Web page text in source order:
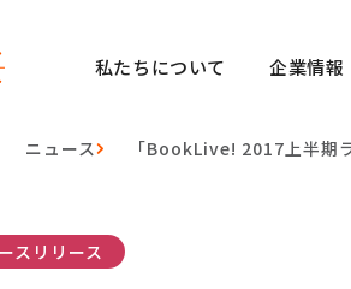
私たちについて 企業情報
ニュース 「BookLive! 2017上半期
スリリース